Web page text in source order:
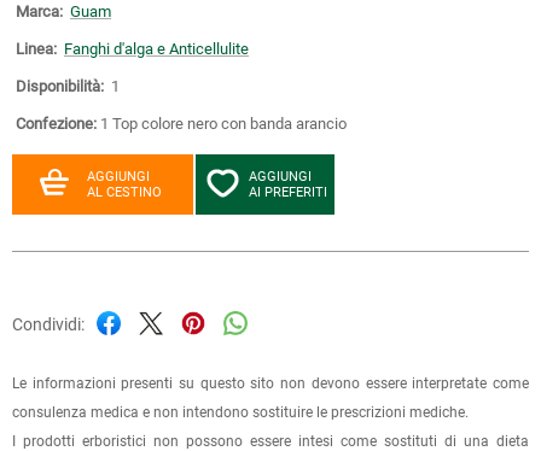
Marca: Guam
Linea: Fanghi d'alga e Anticellulite
Disponibilità: 1
Confezione: 1 Top colore nero con banda arancio
AGGIUNGI
AL CESTINO
AGGIUNGI
AI PREFERITI
Condividi:
Le informazioni presenti su questo sito non devono essere interpretate come
consulenza medica e non intendono sostituire le prescrizioni mediche.
I prodotti erboristici non possono essere intesi come sostituti di una dieta